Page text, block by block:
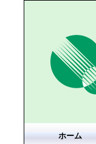
ホーム